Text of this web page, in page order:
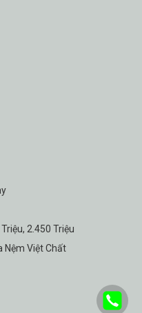
2.450 Triệu
Nệm Việt Chất